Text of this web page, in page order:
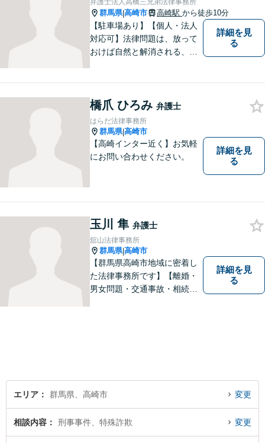
場完備】
弁護士法人高橋三兄弟法律事務所
群馬県|高崎市 高崎駅 から徒歩10分
【駐車場あり】【個人・法人
対応可】法律問題は、放って
おけば自然と解消される、解
す。最善の解決策は何なの
か、一緒に考えていきましょ
う。
詳細を見
る
橋爪 ひろみ 弁護士
はらだ法律事務所
群馬県|高崎市
【高崎インター近く】お気軽
にお問い合わせください。
詳細を見
る
玉川 隼 弁護士
舘山法律事務所
群馬県|高崎市
【群馬県高崎市地域に密着し
た法律事務所です】【離婚・
男女問題・交通事故・相続問
詳細を見
る
エリア 群馬県、高崎市 変更
相談内容 刑事事件、特殊詐欺 変更